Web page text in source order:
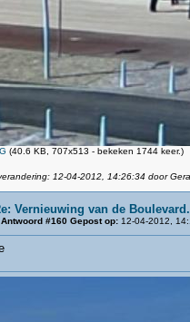
(40.6 KB, 707x513 - bekeken 1744 keer.)
12-04-2012, 14:26:34 door
Vernieuwing van de Boulevard.
Antwoord #160 Gepost op:12-04-2012,